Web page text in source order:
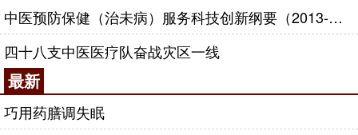
中医预防保健（治未病）服务科技创新纲要（2013-2020年）
四十八支中医医疗队奋战灾区一线
最新
巧用药膳调失眠